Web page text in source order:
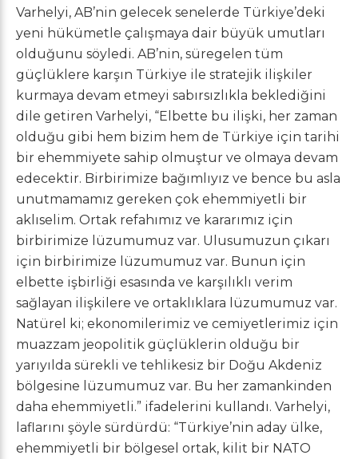
Varhelyi, AB’nin gelecek senelerde Türkiye’deki
yeni hükümetle çalışmaya dair büyük umutları
olduğunu söyledi. AB’nin, süregelen tüm
güçlüklere karşın Türkiye ile stratejik ilişkiler
kurmaya devam etmeyi sabırsızlıkla beklediğini
dile getiren Varhelyi, “Elbette bu ilişki, her zaman
olduğu gibi hem bizim hem de Türkiye için tarihi
bir ehemmiyete sahip olmuştur ve olmaya devam
edecektir. Birbirimize bağımlıyız ve bence bu asla
unutmamamız gereken çok ehemmiyetli bir
aklıselim. Ortak refahımız ve kararımız için
birbirimize lüzumumuz var. Ulusumuzun çıkarı
için birbirimize lüzumumuz var. Bunun için
elbette işbirliği esasında ve karşılıklı verim
sağlayan ilişkilere ve ortaklıklara lüzumumuz var.
Natürel ki; ekonomilerimiz ve cemiyetlerimiz için
muazzam jeopolitik güçlüklerin olduğu bir
yarıyılda sürekli ve tehlikesiz bir Doğu Akdeniz
bölgesine lüzumumuz var. Bu her zamankinden
daha ehemmiyetli.” ifadelerini kullandı. Varhelyi,
laflarını şöyle sürdürdü: “Türkiye’nin aday ülke,
ehemmiyetli bir bölgesel ortak, kilit bir NATO